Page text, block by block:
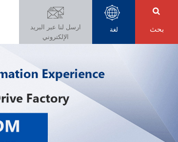
ارسل لنا عبر البريد
الإلكتروني
لغة بحث